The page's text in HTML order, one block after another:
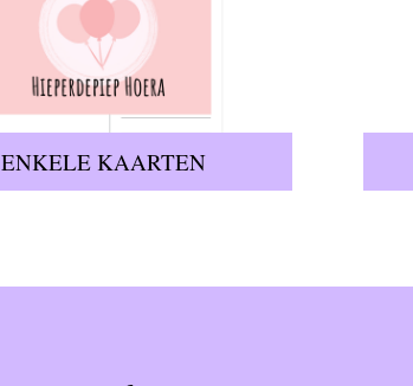
ENKELE KAARTEN